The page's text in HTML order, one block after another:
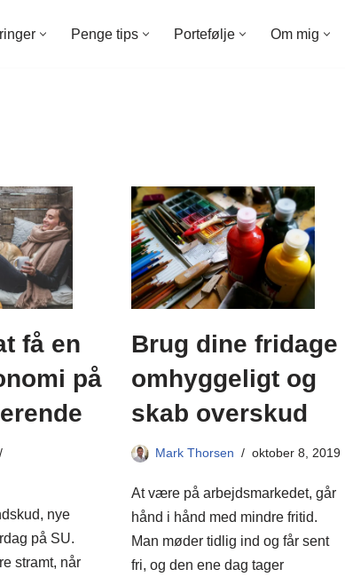
Penge tips Portefølje Om mig
få en
på
nye
på SU.
stramt, når
Brug dine fridage
omhyggeligt og
skab overskud
Mark Thorsen oktober 8, 2019
At være på arbejdsmarkedet, går
hånd i hånd med mindre fritid.
Man møder tidlig ind og får sent
fri, og den ene dag tager